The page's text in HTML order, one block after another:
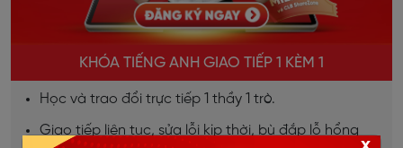
KHÓA TIẾNG ANH GIAO TIẾP 1 KÈM 1
Học và trao đổi trực tiếp 1 thầy 1 trò.
Giao tiếp liên tục, sửa lỗi kịp thời, bù đắp lỗ hổng